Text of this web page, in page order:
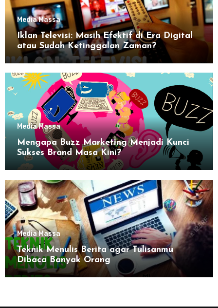
Media Massa
Iklan Televisi: Masih Efektif di Era Digital
atau Sudah Ketinggalan Zaman?
Media Massa
Mengapa Buzz Marketing Menjadi Kunci
Sukses Brand Masa Kini?
Media Massa
Teknik Menulis Berita agar Tulisanmu
Dibaca Banyak Orang